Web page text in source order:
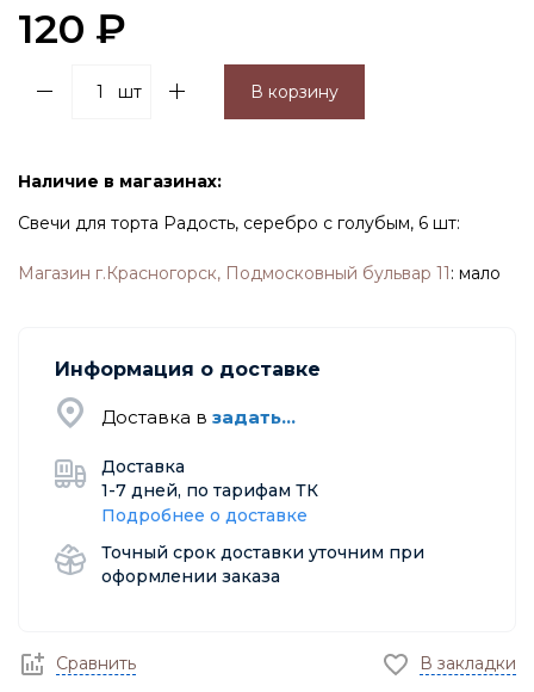
120 ₽
шт В корзину
Наличие в магазинах:
Свечи для торта Радость, серебро с голубым, 6 шт:
Магазин г.Красногорск, Подмосковный бульвар 11: мало
Информация о доставке
Доставка в задать...
Доставка
1-7 дней, по тарифам ТК
Подробнее о доставке
Точный срок доставки уточним при
оформлении заказа
Сравнить В закладки